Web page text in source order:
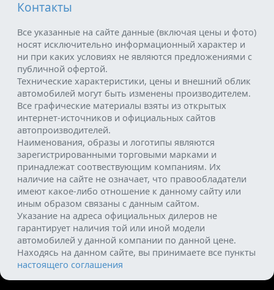
Контакты
Все указанные на сайте данные (включая цены и фото)
носят исключительно информационный характер и
ни при каких условиях не являются предложениями с
публичной офертой.
Технические характеристики, цены и внешний облик
автомобилей могут быть изменены производителем.
Все графические материалы взяты из открытых
интернет-источников и официальных сайтов
автопроизводителей.
Наименования, образы и логотипы являются
зарегистрированными торговыми марками и
принадлежат соотвествующим компаниям. Их
наличие на сайте не означает, что правообладатели
имеют какое-либо отношение к данному сайту или
иным образом связаны с данным сайтом.
Указание на адреса официальных дилеров не
гарантирует наличия той или иной модели
автомобилей у данной компании по данной цене.
Находясь на данном сайте, вы принимаете все пункты
настоящего соглашения